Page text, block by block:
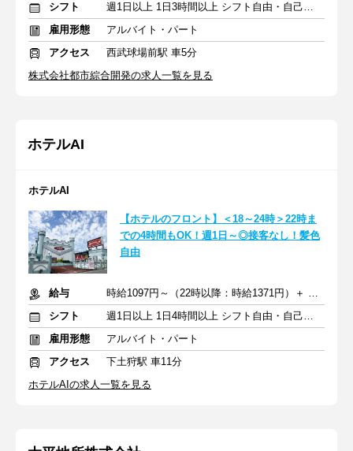
シフト
週1日以上 1日3時間以上 シフト自由・自己申告
雇用形態
アルバイト・パート
アクセス
西武球場前駅 車5分
株式会社都市綜合開発の求人一覧を見る
ホテルAI
ホテルAI
【ホテルのフロント】＜18～24時＞22時ま
での4時間もOK！週1日～◎接客なし！髪色
自由
給与
時給1097円～（22時以降：時給1371円）＋ 交通費支給
シフト
週1日以上 1日4時間以上 シフト自由・自己申告
雇用形態
アルバイト・パート
アクセス
下土狩駅 車11分
ホテルAIの求人一覧を見る